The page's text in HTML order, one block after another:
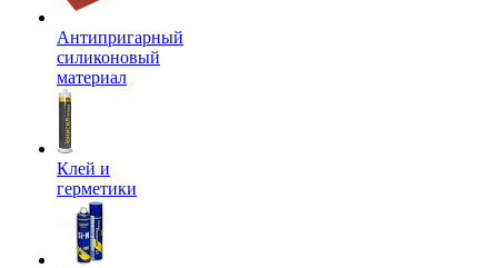
Антипригарный
силиконовый
материал
Клей и
герметики